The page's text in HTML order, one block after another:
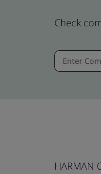
Check
HARMAN